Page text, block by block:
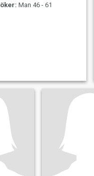
Man 46 - 61